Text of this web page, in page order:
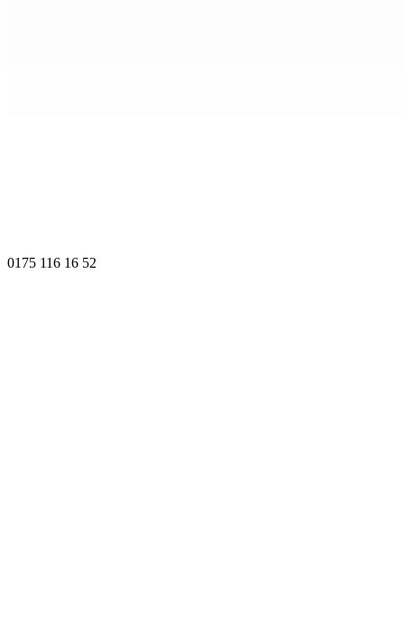
0175 116 16 52